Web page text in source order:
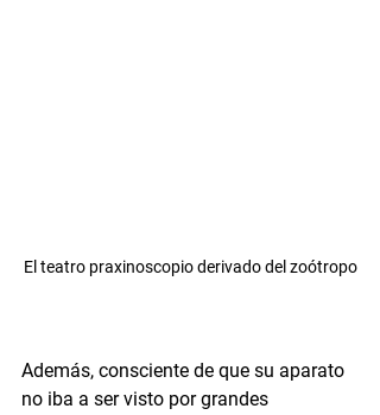
El teatro praxinoscopio derivado del zoótropo
Además, consciente de que su aparato
no iba a ser visto por grandes